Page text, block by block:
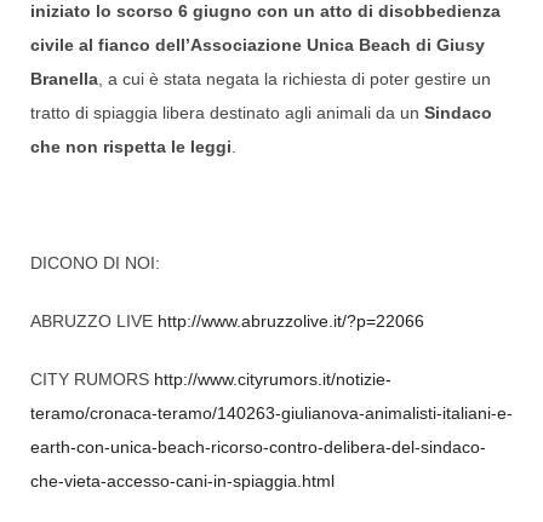
iniziato lo scorso 6 giugno con un atto di disobbedienza
civile al fianco dell’Associazione Unica Beach di Giusy
Branella , a cui è stata negata la richiesta di poter gestire un
tratto di spiaggia libera destinato agli animali da un Sindaco
che non rispetta le leggi
DICONO DI NOI:
ABRUZZO LIVE http://www.abruzzolive.it/?p=22066
CITY RUMORS http://www.cityrumors.it/notizie-
teramo/cronaca-teramo/140263-giulianova-animalisti-italiani-e-
earth-con-unica-beach-ricorso-contro-delibera-del-sindaco-
che-vieta-accesso-cani-in-spiaggia.html